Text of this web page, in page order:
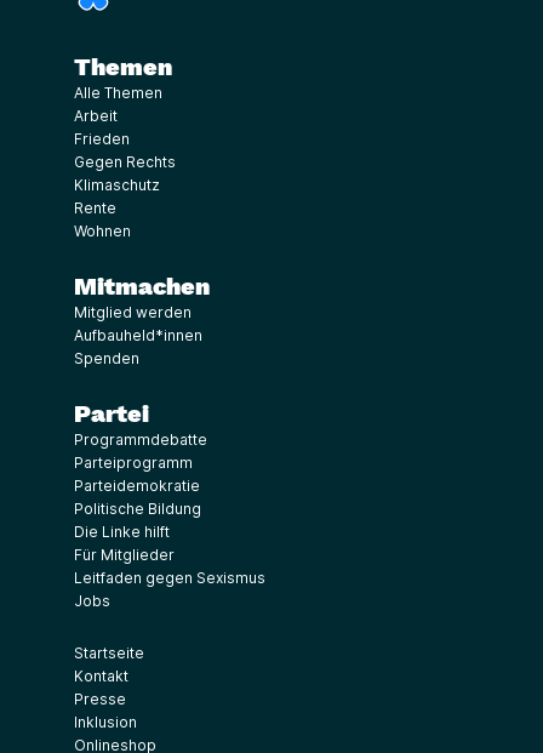
Themen
Alle Themen
Arbeit
Frieden
Gegen Rechts
Klimaschutz
Rente
Wohnen
Mitmachen
Mitglied werden
Aufbauheld*innen
Spenden
Partei
Programmdebatte
Parteiprogramm
Parteidemokratie
Politische Bildung
Die Linke hilft
Für Mitglieder
Leitfaden gegen Sexismus
Jobs
Startseite
Kontakt
Presse
Inklusion
Onlineshop